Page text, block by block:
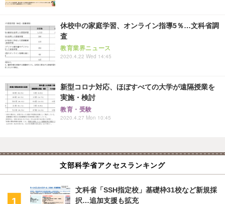
休校中の家庭学習、オンライン指導5％…文科省調
査
教育業界ニュース
2020.4.22 Wed 14:45
新型コロナ対応、ほぼすべての大学が遠隔授業を
実施・検討
教育・受験
2020.4.27 Mon 10:45
文部科学省アクセスランキング
文科省「SSH指定校」基礎枠31校など新規採
択…追加支援も拡充